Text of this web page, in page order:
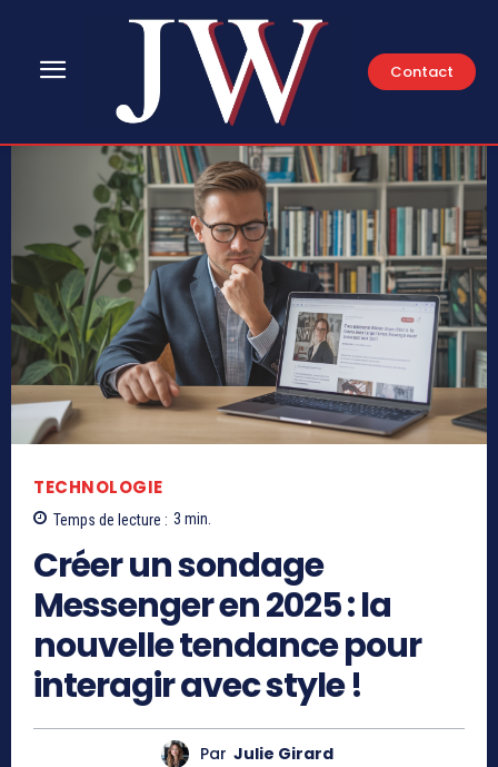
Contact
TECHNOLOGIE
Temps de lecture : 3 min.
Créer un sondage
Messenger en 2025 : la
nouvelle tendance pour
interagir avec style !
Par Julie Girard